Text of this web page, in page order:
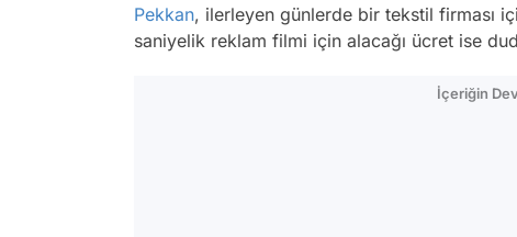
Pekkan, ilerleyen günlerde bir tekstil firması
saniyelik reklam filmi için alacağı ücret ise
İçeriğin